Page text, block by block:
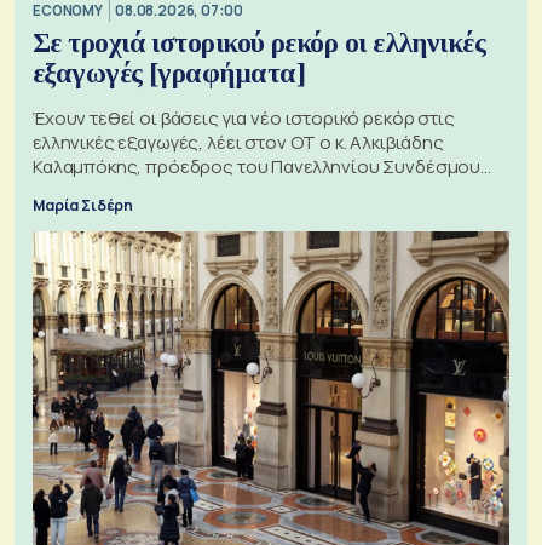
ECONOMY 08.08.2026, 07:00
Σε τροχιά ιστορικού ρεκόρ οι ελληνικές
εξαγωγές [γραφήματα]
Έχουν τεθεί οι βάσεις για νέο ιστορικό ρεκόρ στις
ελληνικές εξαγωγές, λέει στον ΟΤ ο κ. Αλκιβιάδης
Καλαμπόκης, πρόεδρος του Πανελληνίου Συνδέσμου
Μαρία Σιδέρη